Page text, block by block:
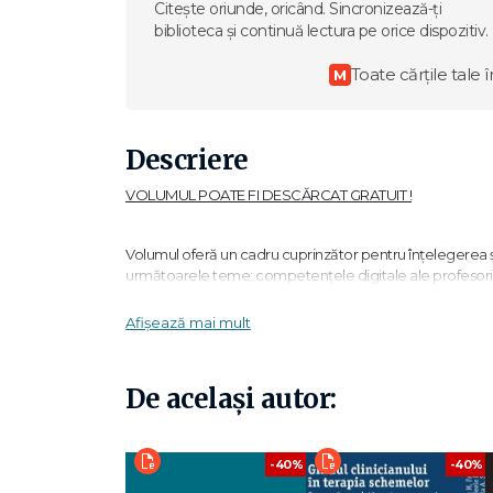
Citește oriunde, oricând. Sincronizează-ți
biblioteca și continuă lectura pe orice dispozitiv.
M Toate cărțile tale
Descriere
VOLUMUL POATE FI DESCĂRCAT GRATUIT !
Volumul oferă un cadru cuprinzător pentru
următoarele teme: competențele digitale ale
cetățeniei digitale și managementului educațional
Diana Sînziana Duca,
Afișează mai mult
De același autor:
-40% -40%